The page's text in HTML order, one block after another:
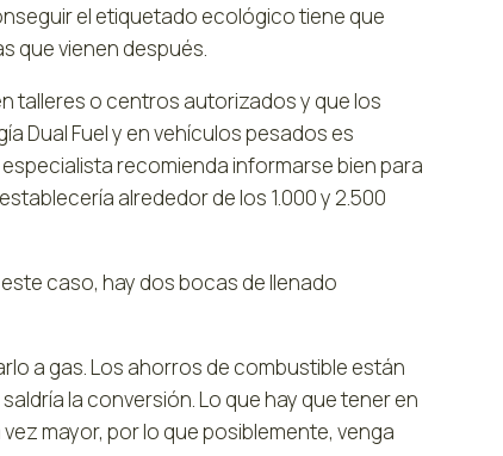
el etiquetado ecológico tiene que
que vienen después.
talleres o centros autorizados y que los
Dual Fuel y en vehículos pesados es
recomienda informarse bien para
alrededor de los 1.000 y 2.500
caso, hay dos bocas de llenado
a gas. Los ahorros de combustible están
la conversión. Lo que hay que tener en
mayor, por lo que posiblemente, venga